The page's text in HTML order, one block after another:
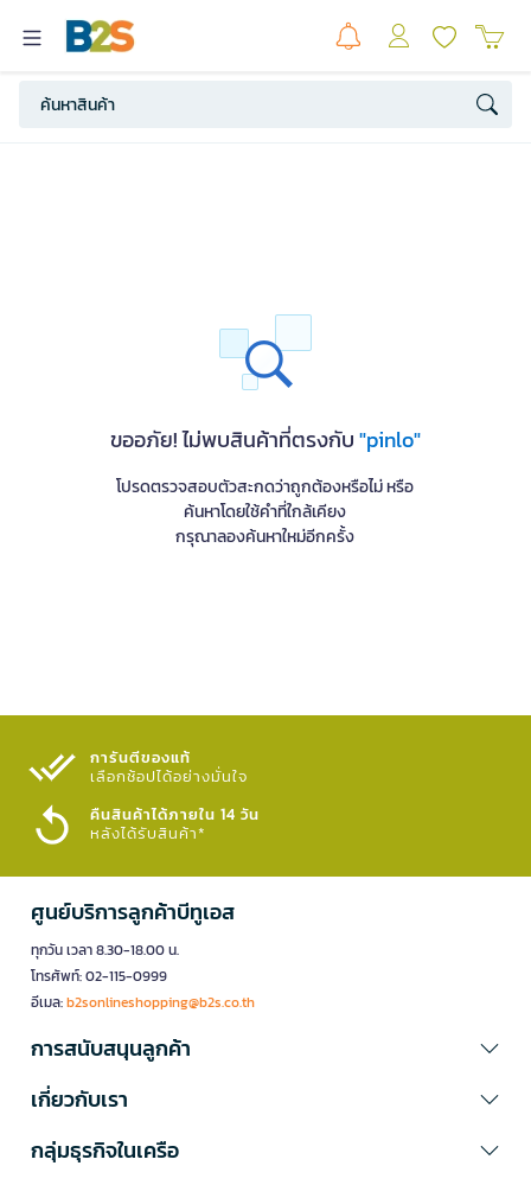
ขออภัย! ไม่พบสินค้าที่ตรงกับ"pinlo"
โปรดตรวจสอบตัวสะกดว่าถูกต้องหรือไม่ หรือ
ค้นหาโดยใช้คำที่ใกล้เคียง
กรุณาลองค้นหาใหม่อีกครั้ง
การันตีของแท้
เลือกช้อปได้อย่างมั่นใจ​
คืนสินค้าได้ภายใน 14 วัน
หลังได้รับสินค้า*
ศูนย์บริการลูกค้าบีทูเอส
ทุกวัน เวลา 8.30-18.00 น.
โทรศัพท์: 02-115-0999
อีเมล:b2sonlineshopping@b2s.co.th
การสนับสนุนลูกค้า
เกี่ยวกับเรา
กลุ่มธุรกิจในเครือ